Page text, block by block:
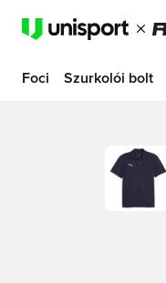
Foci Szurkolói bolt